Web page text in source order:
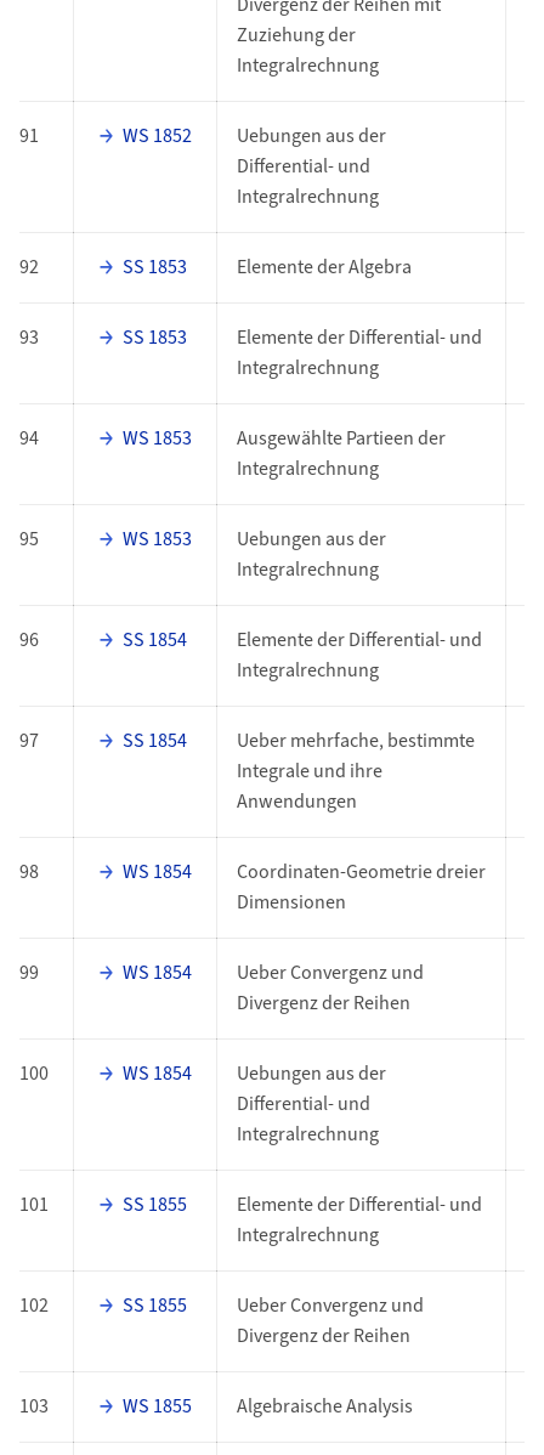
Zuziehung der
Integralrechnung
91 WS 1852
Uebungen aus der
Differential- und
Integralrechnung
92 SS 1853 Elemente der Algebra
93 SS 1853
Elemente der Differential- und
Integralrechnung
94 WS 1853
Ausgewählte Partieen der
Integralrechnung
95 WS 1853
Uebungen aus der
Integralrechnung
96 SS 1854
Elemente der Differential- und
Integralrechnung
97 SS 1854
Ueber mehrfache, bestimmte
Integrale und ihre
Anwendungen
98 WS 1854
Coordinaten-Geometrie dreier
Dimensionen
99 WS 1854
Ueber Convergenz und
Divergenz der Reihen
100 WS 1854
Uebungen aus der
Differential- und
Integralrechnung
101 SS 1855
Elemente der Differential- und
Integralrechnung
102 SS 1855
Ueber Convergenz und
Divergenz der Reihen
103 WS 1855 Algebraische Analysis